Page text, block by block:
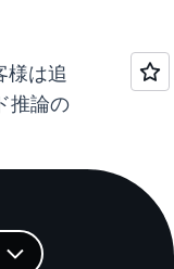
様は追
推論の